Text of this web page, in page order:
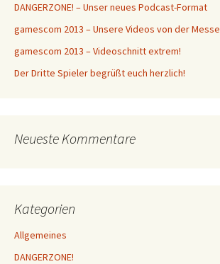
c
:
DANGERZONE! – Unser neues Podcast-Format
gamescom 2013 – Unsere Videos von der Messe
gamescom 2013 – Videoschnitt extrem!
Der Dritte Spieler begrüßt euch herzlich!
Neueste Kommentare
Kategorien
Allgemeines
DANGERZONE!